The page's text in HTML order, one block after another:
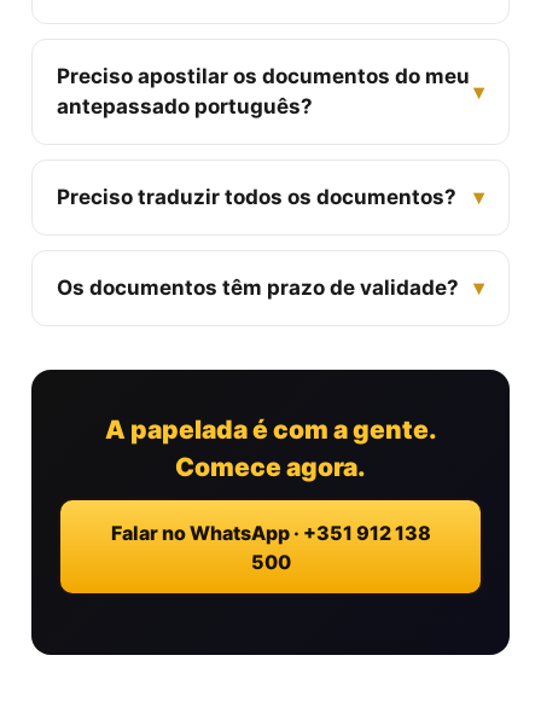
Preciso apostilar os documentos do meu
antepassado português?
▾
Preciso traduzir todos os documentos? ▾
Os documentos têm prazo de validade? ▾
A papelada é com a gente.
Comece agora.
Falar no WhatsApp · +351 912 138
500